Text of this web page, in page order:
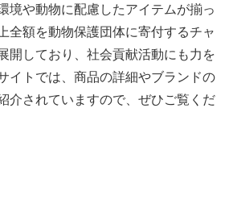
境や動物に配慮したアイテムが揃っ
全額を動物保護団体に寄付するチャ
開しており、社会貢献活動にも力を
イトでは、商品の詳細やブランドの
介されていますので、ぜひご覧くだ